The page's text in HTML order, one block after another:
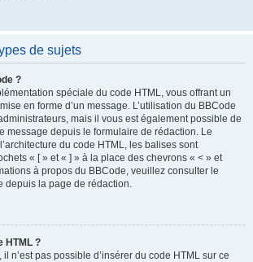
de sujets
?
spéciale du code HTML, vous offrant un
en forme d’un message. L’utilisation du BBCode
mais il vous est également possible de
message depuis le formulaire de rédaction. Le
du code HTML, les balises sont
« [ » et « ] » à la place des chevrons « < » et
à propos du BBCode, veuillez consulter le
depuis la page de rédaction.
HTML ?
n’est pas possible d’insérer du code HTML sur ce